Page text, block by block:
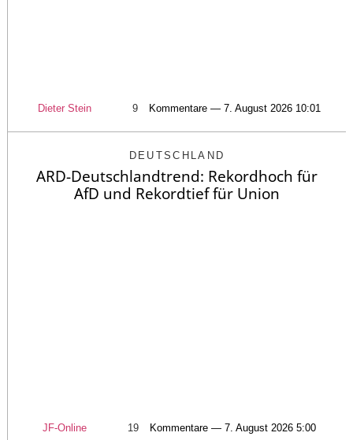
Dieter Stein 9 Kommentare — 7. August 2026 10:01
DEUTSCHLAND
ARD-Deutschlandtrend: Rekordhoch für
AfD und Rekordtief für Union
JF-Online 19 Kommentare — 7. August 2026 5:00